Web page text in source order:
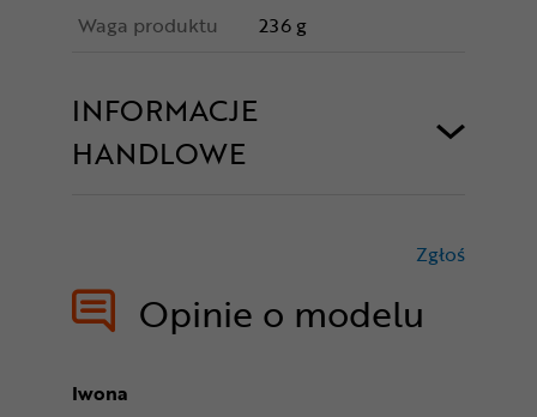
Waga produktu
236 g
INFORMACJE
HANDLOWE
Opinie o modelu
Zgłoś
Iwona